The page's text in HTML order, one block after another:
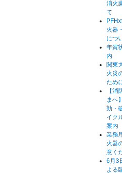
消火
て
火器
につ
年賀
内
関東
火災
ため
【消
まへ
効・
イク
案内
業務
火器
意く
6月3
よる